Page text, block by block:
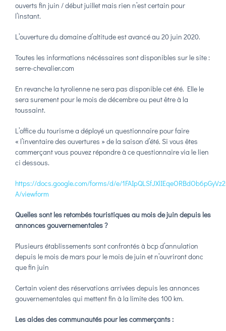
ouverts fin juin / début juillet mais rien n’est certain pour
l’instant.
L’ouverture du domaine d’altitude est avancé au 20 juin 2020.
Toutes les informations nécéssaires sont disponibles sur le site :
serre-chevalier.com
En revanche la tyrolienne ne sera pas disponible cet été. Elle le
sera surement pour le mois de décembre ou peut être à la
toussaint.
L’office du tourisme a déployé un questionnaire pour faire
« l’inventaire des ouvertures » de la saison d’été. Si vous êtes
commerçant vous pouvez répondre à ce questionnaire via le lien
ci dessous.
https://docs.google.com/forms/d/e/
A/viewform
Quelles sont les retombés touristiques au mois de juin depuis les
annonces gouvernementales ?
Plusieurs établissements sont confrontés à bcp d’annulation
depuis le mois de mars pour le mois de juin et n’ouvriront donc
que fin juin
Certain voient des réservations arrivées depuis les annonces
gouvernementales qui mettent fin à la limite des 100 km.
Les aides des communautés pour les commerçants :